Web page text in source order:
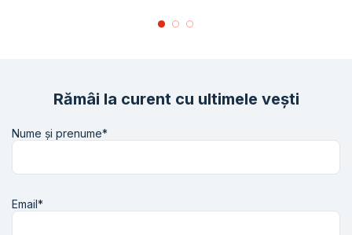
Rămâi la curent cu ultimele vești
Nume și prenume*
Email*